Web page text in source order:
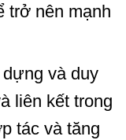
trở nên mạnh
và duy
liên kết trong
tác và tăng